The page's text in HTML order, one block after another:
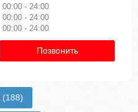
00:00 - 24:00
00:00 - 24:00
00:00 - 24:00
Позвонить
(188)